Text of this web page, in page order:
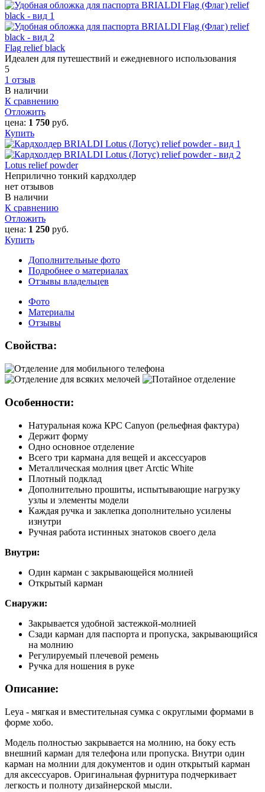
Flag relief black
Идеален для путешествий и ежедневного использования
5
1 отзыв
В наличии
К сравнению
Отложить
цена: 1 750 руб.
Купить
Lotus relief powder
Неприлично тонкий кардхолдер
нет отзывов
В наличии
К сравнению
Отложить
цена: 1 250 руб.
Купить
Дополнительные фото
Подробнее о материалах
Отзывы владельцев
Фото
Материалы
Отзывы
Свойства:
Особенности:
Натуральная кожа КРС Canyon (рельефная фактура)
Держит форму
Одно основное отделение
Всего три кармана для вещей и аксессуаров
Металлическая молния цвет Arctic White
Плотный подклад
Дополнительно прошиты, испытывающие нагрузку
узлы и элементы модели
Каждая ручка и заклепка дополнительно усилены
изнутри
Ручная работа истинных знатоков своего дела
Внутри:
Один карман с закрывающейся молнией
Открытый карман
Снаружи:
Закрывается удобной застежкой-молнией
Сзади карман для паспорта и пропуска, закрывающийся
на молнию
Регулируемый плечевой ремень
Ручка для ношения в руке
Описание:
Leya - мягкая и вместительная сумка с округлыми формами в
форме хобо.
Модель полностью закрывается на молнию, на боку есть
внешний карман для телефона или пропуска. Внутри один
карман на молнии для документов и один открытый карман
для аксессуаров. Оригинальная фурнитура подчеркивает
легкость и полноту дизайнерской мысли.